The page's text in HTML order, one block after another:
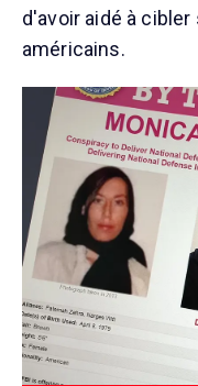
d'avoir aidé à
américains.